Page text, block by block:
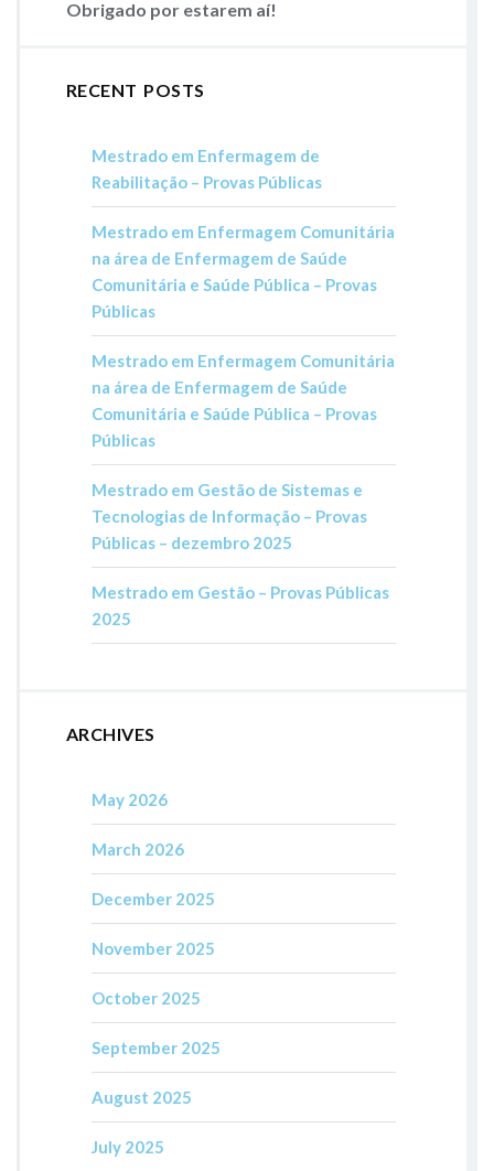
Obrigado por estarem aí!
RECENT POSTS
Mestrado em Enfermagem de
Reabilitação – Provas Públicas
Mestrado em Enfermagem Comunitária
na área de Enfermagem de Saúde
Comunitária e Saúde Pública – Provas
Públicas
Mestrado em Enfermagem Comunitária
na área de Enfermagem de Saúde
Comunitária e Saúde Pública – Provas
Públicas
Mestrado em Gestão de Sistemas e
Tecnologias de Informação – Provas
Públicas – dezembro 2025
Mestrado em Gestão – Provas Públicas
2025
ARCHIVES
May 2026
March 2026
December 2025
November 2025
October 2025
September 2025
August 2025
July 2025